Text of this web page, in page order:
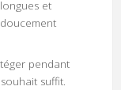
et
pendant
suffit.